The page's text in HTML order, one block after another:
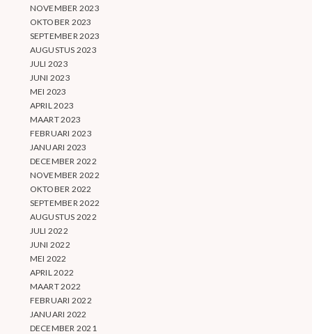
NOVEMBER 2023
OKTOBER 2023
SEPTEMBER 2023
AUGUSTUS 2023
JULI 2023
JUNI 2023
MEI 2023
APRIL 2023
MAART 2023
FEBRUARI 2023
JANUARI 2023
DECEMBER 2022
NOVEMBER 2022
OKTOBER 2022
SEPTEMBER 2022
AUGUSTUS 2022
JULI 2022
JUNI 2022
MEI 2022
APRIL 2022
MAART 2022
FEBRUARI 2022
JANUARI 2022
DECEMBER 2021